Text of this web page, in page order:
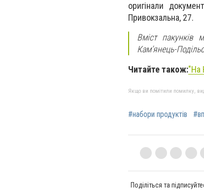
оригінали
Привокзальна, 27.
Вміст пакунків
Кам’янець-
Читайте також:"На
Якщо ви помітили помилку,
#набори продуктів
Поділіться та